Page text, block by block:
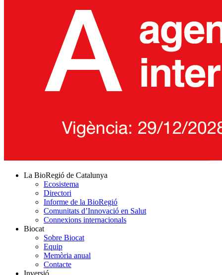
La BioRegió de Catalunya
Ecosistema
Directori
Informe de la BioRegió
Comunitats d’Innovació en Salut
Connexions internacionals
Biocat
Sobre Biocat
Equip
Memòria anual
Contacte